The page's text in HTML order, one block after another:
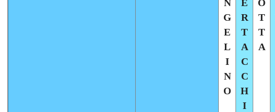
N
G
E
L
I
N
O
E
R
T
A
C
C
H
I
O
T
T
A